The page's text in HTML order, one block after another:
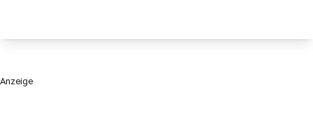
Anzeige